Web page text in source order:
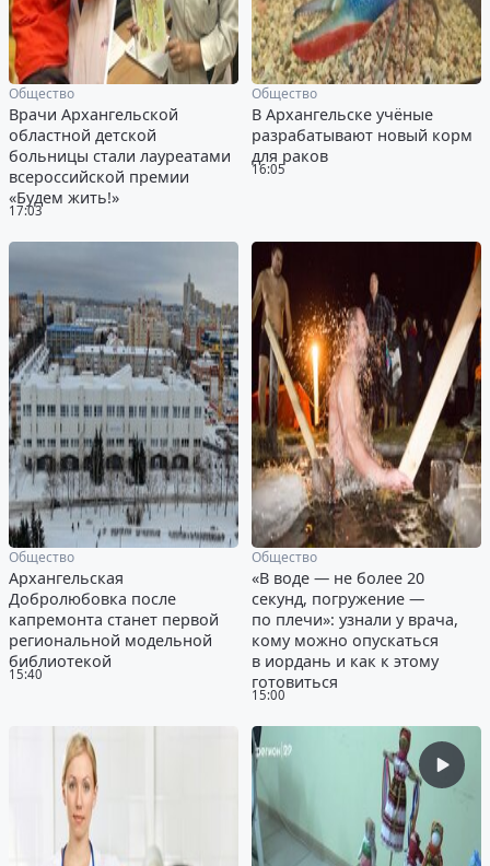
17:03
Общество
Врачи Архангельской
областной детской
больницы стали лауреатами
всероссийской премии
«Будем жить!»
16:05
Общество
В Архангельске учёные
разрабатывают новый корм
для раков
15:40
Общество
Архангельская
Добролюбовка после
капремонта станет первой
региональной модельной
библиотекой
15:00
Общество
«В воде — не более 20
секунд, погружение —
по плечи»: узнали у врача,
кому можно опускаться
в иордань и как к этому
готовиться